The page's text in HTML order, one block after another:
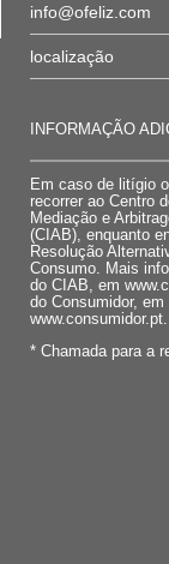
info@ofeliz.com
localização
INFORMAÇÃO
Em caso de litígio
recorrer ao Centro
Mediação e
(CIAB), enquanto
Resolução
Consumo. Mais
do CIAB, em
do Consumidor, em
www.consumidor.pt.
* Chamada para a